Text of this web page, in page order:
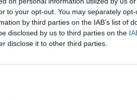
to your opt-out. You may separately
by third parties on the IAB’s list of
disclosed by us to third parties on the
disclose it to other third parties.
τη
να γνωρίσουν
απασχόλησης,
βιβλιοπωλείο και
χώρο θα λειτουργεί